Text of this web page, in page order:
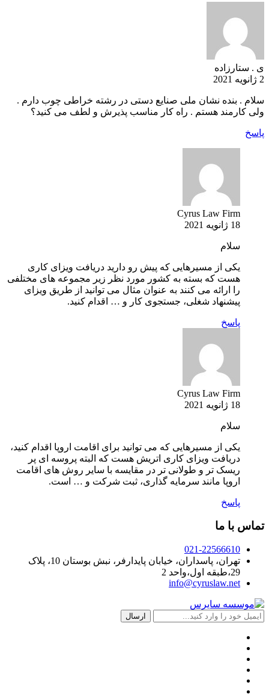
ی . ستارزاده
2 ژانویه 2021
سلام . بنده نشان ملی صنایع دستی در رشته خراطی چوب دارم .
ولی کارمند هستم . راه کار مناسب پذیرش و لطف می کنید؟
پاسخ
Cyrus Law Firm
18 ژانویه 2021
سلام
یکی از مسیرهایی که پیش رو دارید دریافت ویزای کاری
هست که بسته به کشور مورد نظر زیر مجموعه های مختلفی
را ارائه می کنند به عنوان مثال می توانید از طریق ویزای
پیشنهاد شغلی، جستجوی کار و … اقدام کنید.
پاسخ
Cyrus Law Firm
18 ژانویه 2021
سلام
یکی از مسیرهایی که می توانید برای اقامت اروپا اقدام کنید،
دریافت ویزای کاری اتریش هست که البته پروسه ای پر
ریسک تر و طولانی تر در مقایسه با سایر روش های اقامت
اروپا مانند سرمایه گذاری، ثبت شرکت و … است.
پاسخ
تماس با ما
021-22566610
تهران، پاسداران، خیابان پایدارفر، نبش بوستان 10، پلاک
29،طبقه اول،واحد 2
info@cyruslaw.net